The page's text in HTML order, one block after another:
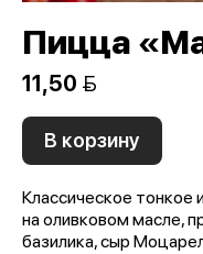
Пицца
11,50 
В корзину
Классическое тонкое
на оливковом масле,
базилика, сыр